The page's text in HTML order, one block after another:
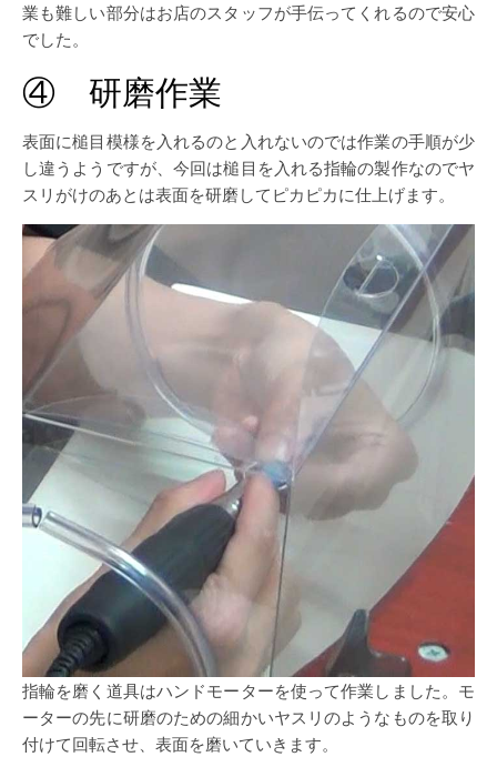
業も難しい部分はお店のスタッフが手伝ってくれるので安心
でした。
④ 研磨作業
表面に槌目模様を入れるのと入れないのでは作業の手順が少
し違うようですが、今回は槌目を入れる指輪の製作なのでヤ
スリがけのあとは表面を研磨してピカピカに仕上げます。
指輪を磨く道具はハンドモーターを使って作業しました。モ
ーターの先に研磨のための細かいヤスリのようなものを取り
付けて回転させ、表面を磨いていきます。